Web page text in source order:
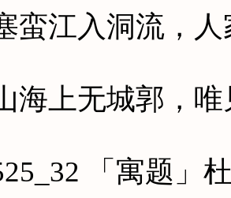
江入洞流，人
上无城郭，唯
「寓题」